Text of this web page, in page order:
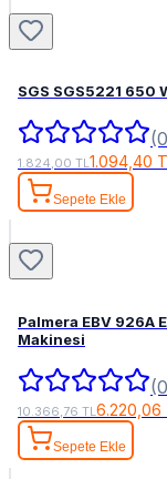
SGS SGS5221 650
1.824,00 TL1.094,40
Sepete Ekle
Palmera EBV 926A
Makinesi
10.366,76 TL6.220,06
Sepete Ekle